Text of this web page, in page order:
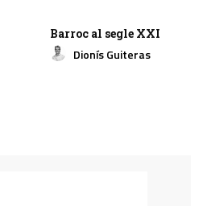
Barroc al segle XXI
Dionís Guiteras